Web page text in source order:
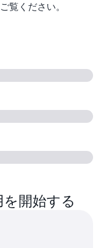
覧ください。
開始する